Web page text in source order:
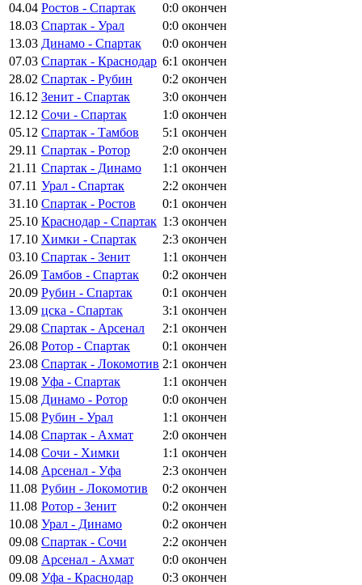
04.04 Ростов - Спартак 0:0 окончен
18.03 Спартак - Урал 0:0 окончен
13.03 Динамо - Спартак 0:0 окончен
07.03 Спартак - Краснодар 6:1 окончен
28.02 Спартак - Рубин 0:2 окончен
16.12 Зенит - Спартак 3:0 окончен
12.12 Сочи - Спартак 1:0 окончен
05.12 Спартак - Тамбов 5:1 окончен
29.11 Спартак - Ротор 2:0 окончен
21.11 Спартак - Динамо 1:1 окончен
07.11 Урал - Спартак 2:2 окончен
31.10 Спартак - Ростов 0:1 окончен
25.10 Краснодар - Спартак 1:3 окончен
17.10 Химки - Спартак 2:3 окончен
03.10 Спартак - Зенит 1:1 окончен
26.09 Тамбов - Спартак 0:2 окончен
20.09 Рубин - Спартак 0:1 окончен
13.09 цска - Спартак 3:1 окончен
29.08 Спартак - Арсенал 2:1 окончен
26.08 Ротор - Спартак 0:1 окончен
23.08 Спартак - Локомотив 2:1 окончен
19.08 Уфа - Спартак 1:1 окончен
15.08 Динамо - Ротор 0:0 окончен
15.08 Рубин - Урал 1:1 окончен
14.08 Спартак - Ахмат 2:0 окончен
14.08 Сочи - Химки 1:1 окончен
14.08 Арсенал - Уфа 2:3 окончен
11.08 Рубин - Локомотив 0:2 окончен
11.08 Ротор - Зенит 0:2 окончен
10.08 Урал - Динамо 0:2 окончен
09.08 Спартак - Сочи 2:2 окончен
09.08 Арсенал - Ахмат 0:0 окончен
09.08 Уфа - Краснодар 0:3 окончен